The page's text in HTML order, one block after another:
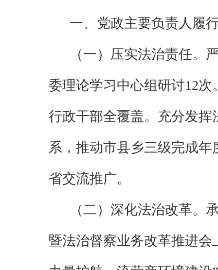
一、党政主要负责人履
（一）压实法治责任。
委理论学习中心组研讨12次
行政干部全覆盖。充分发
系，推动市县乡三级完成
省交流推广。
（二）深化法治改革。
暨法治督察业务改革推进会